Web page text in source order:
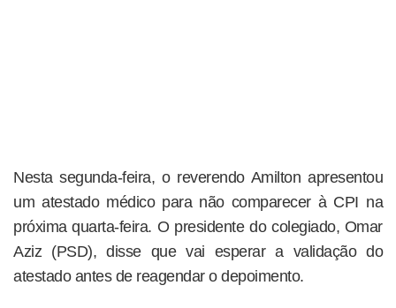
Nesta segunda-feira, o reverendo Amilton apresentou
um atestado médico para não comparecer à CPI na
próxima quarta-feira. O presidente do colegiado, Omar
Aziz (PSD), disse que vai esperar a validação do
atestado antes de reagendar o depoimento.